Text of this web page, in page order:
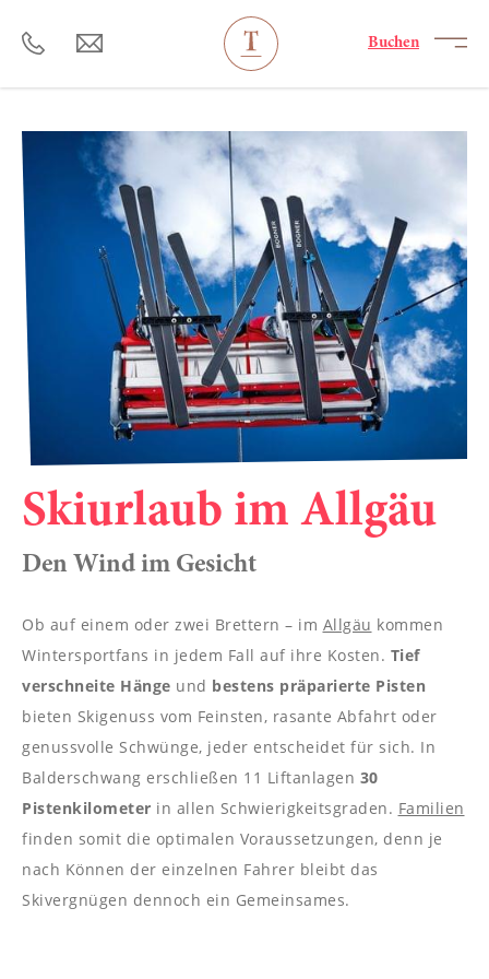
----
----
----
Buchen
Skiurlaub im Allgäu
Den Wind im Gesicht
Ob auf einem oder zwei Brettern – im Allgäu kommen
Wintersportfans in jedem Fall auf ihre Kosten. Tief
verschneite Hänge und bestens präparierte Pisten
bieten Skigenuss vom Feinsten, rasante Abfahrt oder
genussvolle Schwünge, jeder entscheidet für sich. In
Balderschwang erschließen 11 Liftanlagen 30
Pistenkilometer in allen Schwierigkeitsgraden. Familien
finden somit die optimalen Voraussetzungen, denn je
nach Können der einzelnen Fahrer bleibt das
Skivergnügen dennoch ein Gemeinsames.